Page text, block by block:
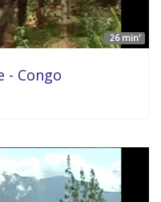
26 min'
- Congo